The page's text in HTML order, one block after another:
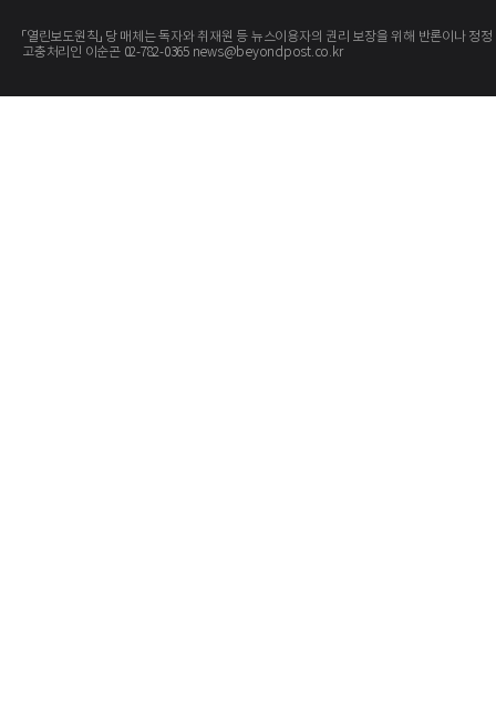
「열린보도원칙」 당 매체는 독자와 취재원 등 뉴스이용자의 권리 보장을 위해 반론이나
고충처리인 이순곤 02-782-0365 news@beyondpost.co.kr